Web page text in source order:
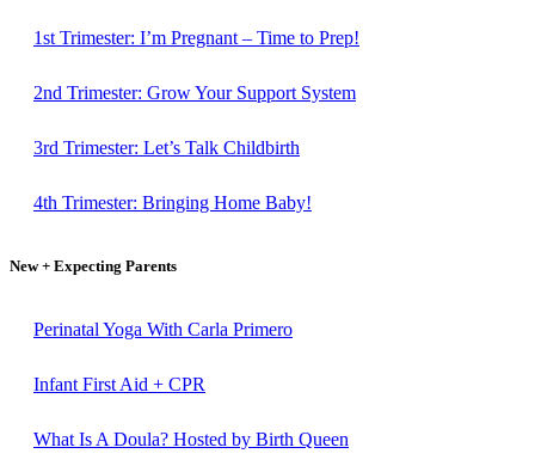
1st Trimester: I’m Pregnant – Time to Prep!
2nd Trimester: Grow Your Support System
3rd Trimester: Let’s Talk Childbirth
4th Trimester: Bringing Home Baby!
New + Expecting Parents
Perinatal Yoga With Carla Primero
Infant First Aid + CPR
What Is A Doula? Hosted by Birth Queen